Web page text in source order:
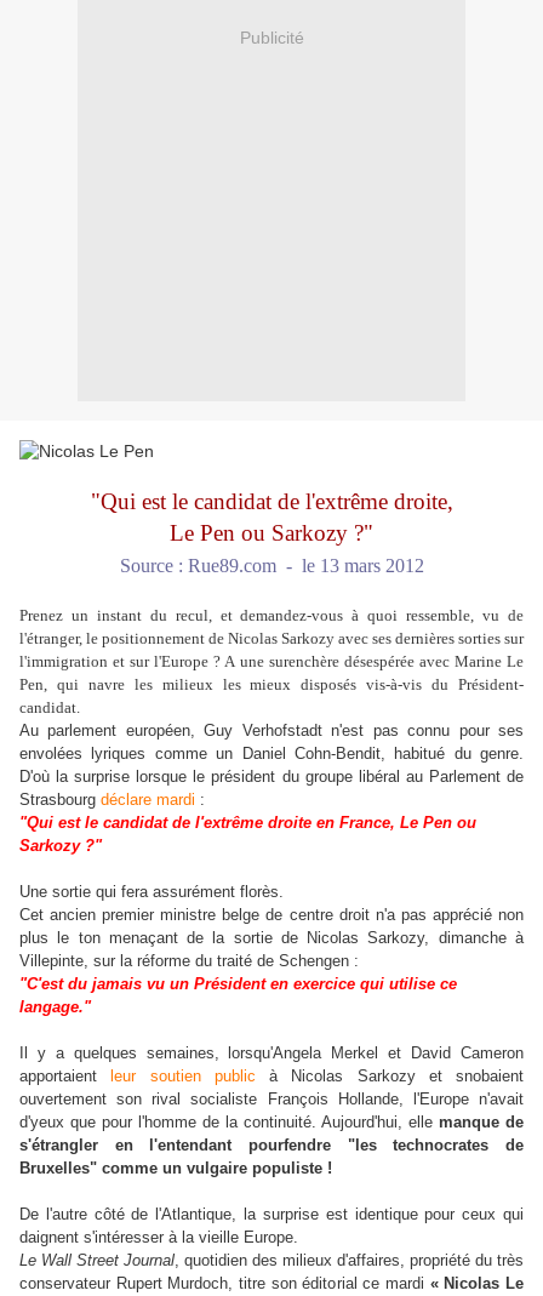
Publicité
"Qui est le candidat de l'extrême droite,
Le Pen ou Sarkozy ?"
Source : Rue89.com - le 13 mars 2012
Prenez un instant du recul, et demandez-vous à quoi ressemble, vu de
l'étranger, le positionnement de Nicolas Sarkozy avec ses dernières sorties sur
l'immigration et sur l'Europe ? A une surenchère désespérée avec Marine Le
Pen, qui navre les milieux les mieux disposés vis-à-vis du Président-
candidat.
Au parlement européen, Guy Verhofstadt n'est pas connu pour ses
envolées lyriques comme un Daniel Cohn-Bendit, habitué du genre.
D'où la surprise lorsque le président du groupe libéral au Parlement de
Strasbourg déclare mardi :
"Qui est le candidat de l'extrême droite en France, Le Pen ou
Sarkozy ?"
Une sortie qui fera assurément florès.
Cet ancien premier ministre belge de centre droit n'a pas apprécié non
plus le ton menaçant de la sortie de Nicolas Sarkozy, dimanche à
Villepinte, sur la réforme du traité de Schengen :
"C'est du jamais vu un Président en exercice qui utilise ce
langage."
Il y a quelques semaines, lorsqu'Angela Merkel et David Cameron
apportaient
leur soutien public à Nicolas Sarkozy et snobaient
ouvertement son rival socialiste François Hollande, l'Europe n'avait
d'yeux que pour l'homme de la continuité. Aujourd'hui, elle manque de
s'étrangler en l'entendant pourfendre "les technocrates de
Bruxelles" comme un vulgaire populiste !
De l'autre côté de l'Atlantique, la surprise est identique pour ceux qui
daignent s'intéresser à la vieille Europe.
Le Wall Street Journal, quotidien des milieux d'affaires, propriété du très
conservateur Rupert Murdoch, titre son éditorial ce mardi « Nicolas Le